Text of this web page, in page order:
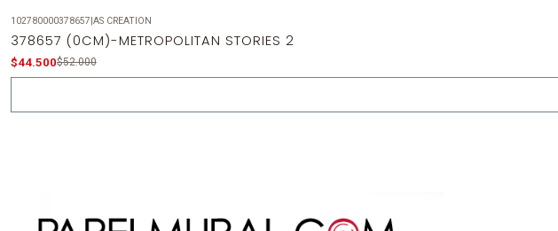
-14%
OFF
Agotado
102780000378657|AS CREATION
378657 (0CM)-METROPOLITAN STORIES 2
$44.500$52.000